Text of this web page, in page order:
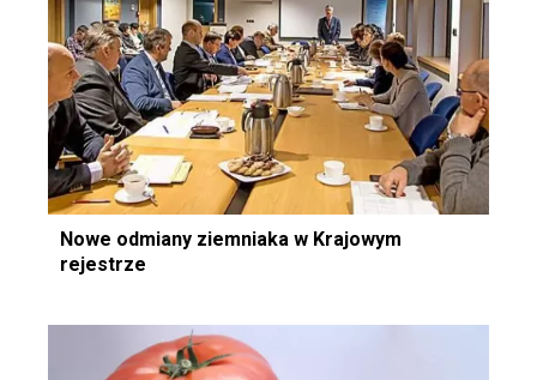
Nowe odmiany ziemniaka w Krajowym
rejestrze